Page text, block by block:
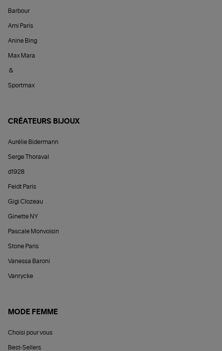
Barbour
Ami Paris
Anine Bing
Max Mara
&
Sportmax
CRÉATEURS BIJOUX
Aurélie Bidermann
Serge Thoraval
d1928
Feidt Paris
Gigi Clozeau
Ginette NY
Pascale Monvoisin
Stone Paris
Vanessa Baroni
Vanrycke
MODE FEMME
Choisi pour vous
Best-Sellers